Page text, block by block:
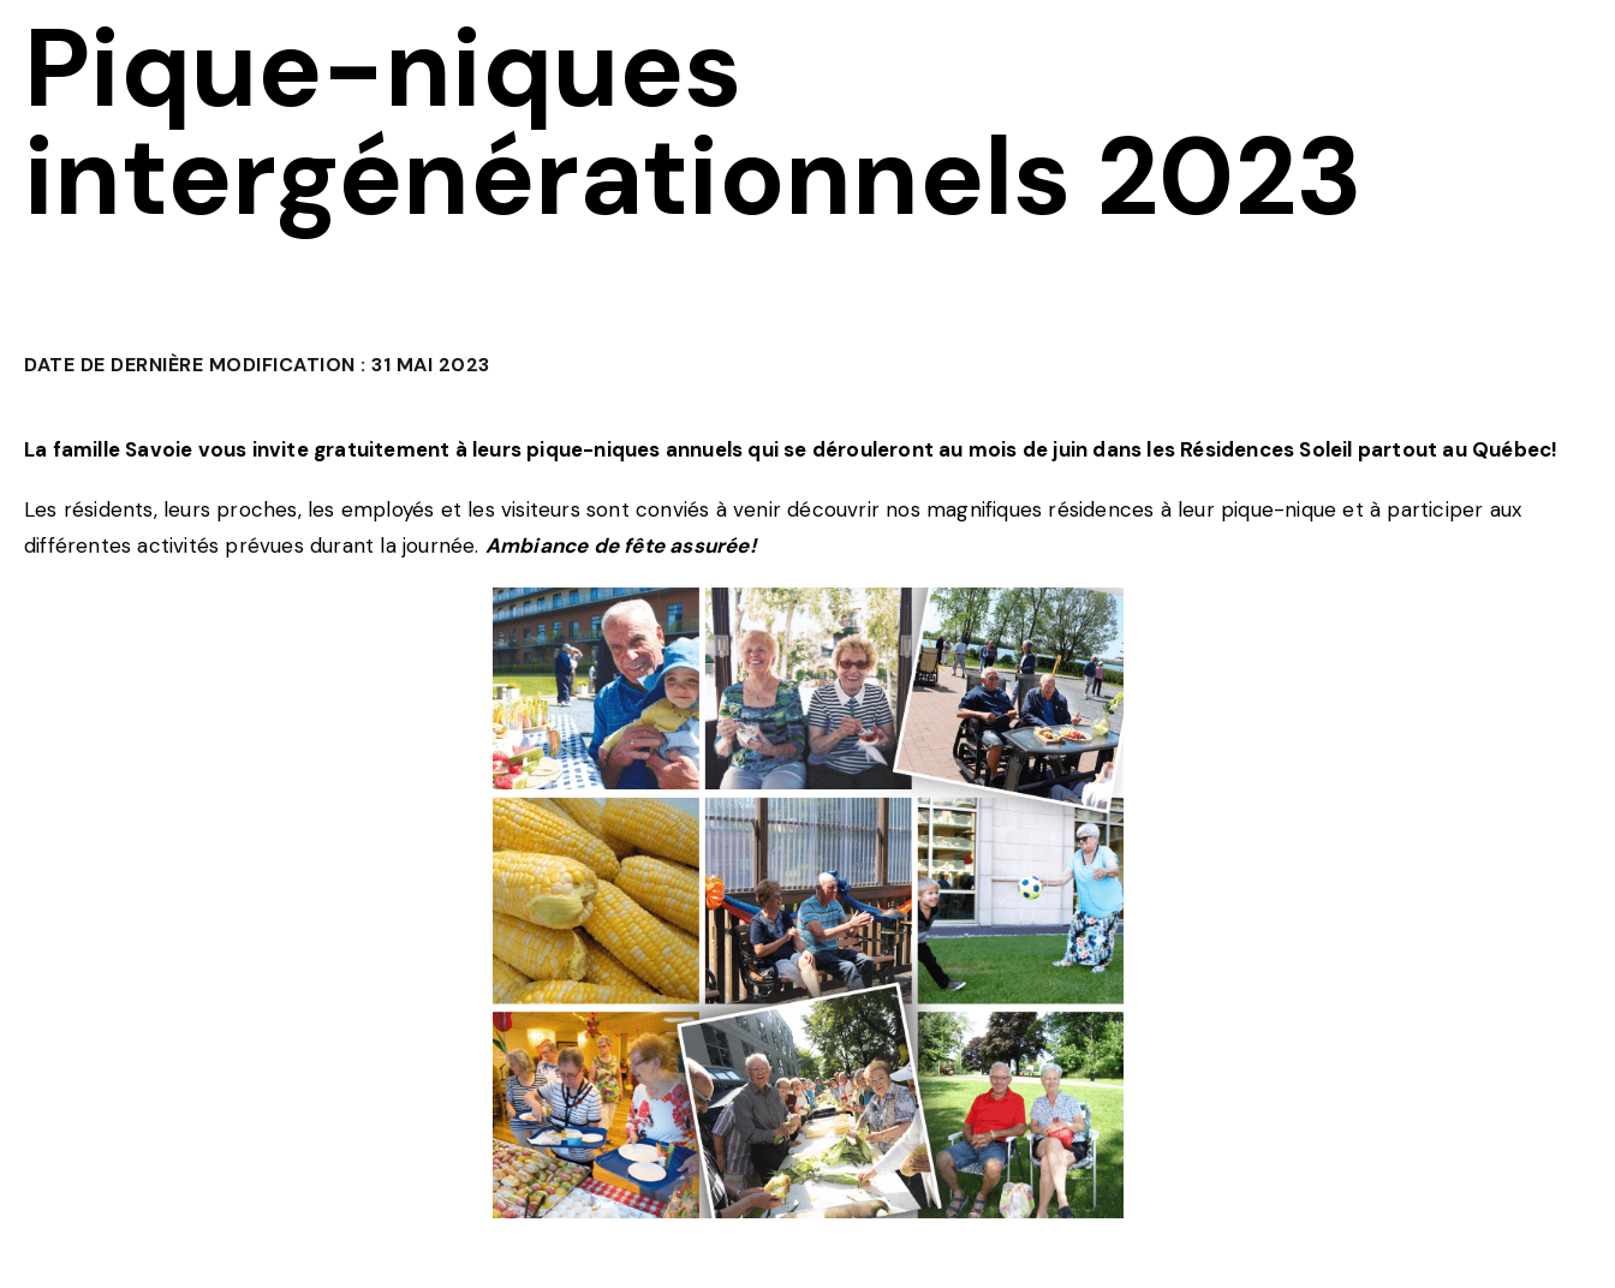
Pique-niques
intergénérationnels 2023
DATE DE DERNIÈRE MODIFICATION : 31 MAI 2023
La famille Savoie vous invite gratuitement à leurs pique-niques annuels qui se dérouleront au mois de juin dans les Résidences Soleil partout au Québec!
Les résidents, leurs proches, les employés et les visiteurs sont conviés à venir découvrir nos magnifiques résidences à leur pique-nique et à participer aux
différentes activités prévues durant la journée. Ambiance de fête assurée!